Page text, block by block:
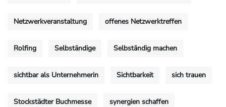
Netzwerkveranstaltung offenes Netzwerktreffen
Rolfing Selbständige Selbständig machen
sichtbar als Unternehmerin Sichtbarkeit sich trauen
Stockstädter Buchmesse synergien schaffen